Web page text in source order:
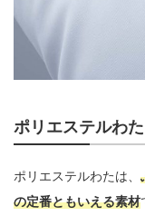
ポリエステルわた
ポリエステルわたは、
の定番ともいえる素材